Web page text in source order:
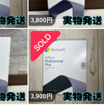
3,800円
3,900円